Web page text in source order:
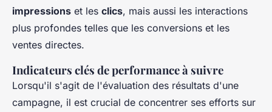
impressions et les clics, mais aussi les interactions
plus profondes telles que les conversions et les
ventes directes.
Indicateurs clés de performance à suivre
Lorsqu'il s'agit de l'évaluation des résultats d'une
campagne, il est crucial de concentrer ses efforts sur